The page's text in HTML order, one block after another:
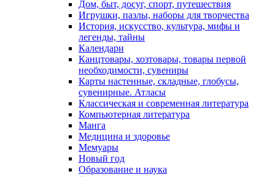
Дом, быт, досуг, спорт, путешествия
Игрушки, пазлы, наборы для творчества
История, искусство, культура, мифы и
легенды, тайны
Календари
Канцтовары, хозтовары, товары первой
необходимости, сувениры
Карты настенные, складные, глобусы,
сувенирные. Атласы
Классическая и современная литература
Компьютерная литература
Манга
Медицина и здоровье
Мемуары
Новый год
Образование и наука